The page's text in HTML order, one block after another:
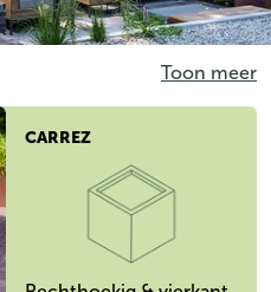
Toon meer
CARREZ